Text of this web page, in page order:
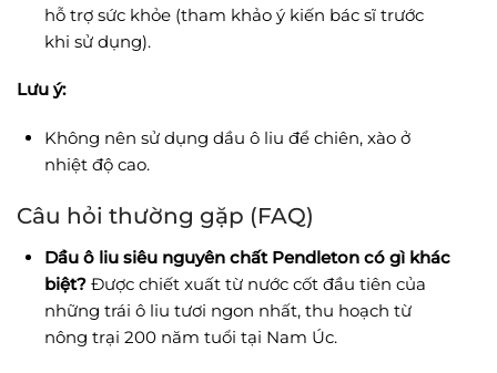
hỗ trợ sức khỏe (tham khảo ý kiến bác sĩ trước
khi sử dụng).
Lưu ý:
Không nên sử dụng dầu ô liu để chiên, xào ở
nhiệt độ cao.
Câu hỏi thường gặp (FAQ)
Dầu ô liu siêu nguyên chất Pendleton có gì khác
biệt? Được chiết xuất từ nước cốt đầu tiên của
những trái ô liu tươi ngon nhất, thu hoạch từ
nông trại 200 năm tuổi tại Nam Úc.